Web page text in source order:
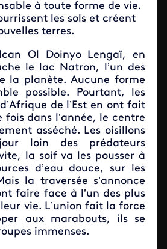
à toute forme de vie.
les sols et créent
terres.
Ol Doinyo Lengaï, en
le lac Natron, l’un des
la planète. Aucune forme
possible. Pourtant, les
de l’Est en ont fait
fois dans l’année, le centre
asséché. Les oisillons
loin des prédateurs
la soif va les pousser à
d’eau douce, sur les
la traversée s’annonce
faire face à l’un des plus
vie. L’union fait la force
aux marabouts, ils se
immenses.